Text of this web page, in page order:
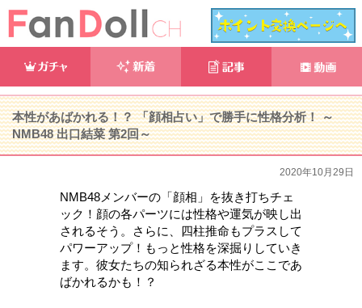
本性があばかれる！？ 「顔相占い」で勝手に性格分析！ ～
NMB48 出口結菜 第2回～
2020年10月29日
NMB48メンバーの「顔相」を抜き打ちチェ
ック！顔の各パーツには性格や運気が映し出
されるそう。さらに、四柱推命もプラスして
パワーアップ！もっと性格を深掘りしていき
ます。彼女たちの知られざる本性がここであ
ばかれるかも！？